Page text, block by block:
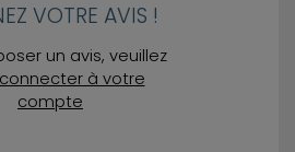
VOTRE AVIS !
un avis, veuillez
à votre
compte